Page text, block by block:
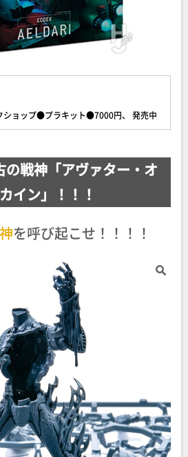
ョップ●プラキット●7000円、 発売中
の戦神「アヴァター・オ
イン」！！！
神を呼び起こせ！！！！